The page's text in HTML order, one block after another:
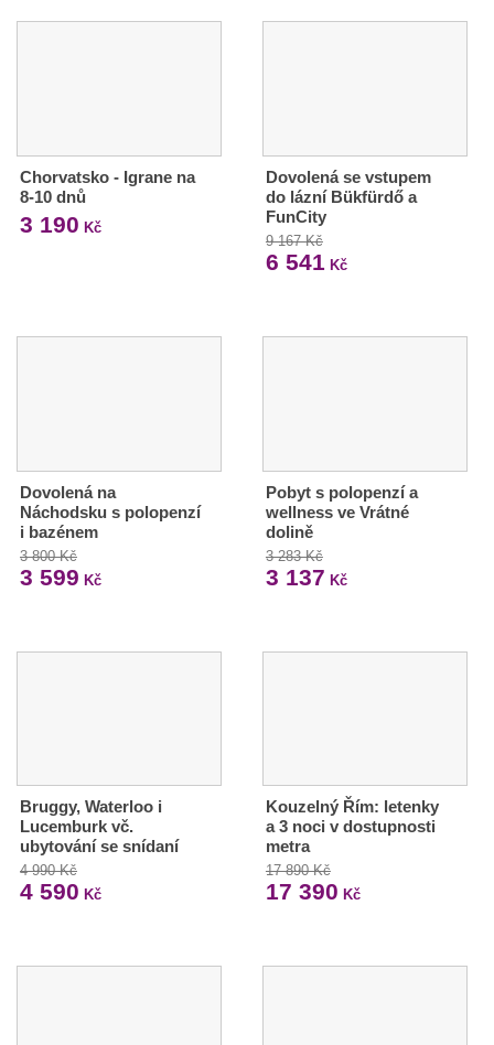
Chorvatsko - Igrane na
8-10 dnů
3 190 Kč
Dovolená se vstupem
do lázní Bükfürdő a
FunCity
9 167 Kč
6 541 Kč
Dovolená na
Náchodsku s polopenzí
i bazénem
3 800 Kč
3 599 Kč
Pobyt s polopenzí a
wellness ve Vrátné
dolině
3 283 Kč
3 137 Kč
Bruggy, Waterloo i
Lucemburk vč.
ubytování se snídaní
4 990 Kč
4 590 Kč
Kouzelný Řím: letenky
a 3 noci v dostupnosti
metra
17 890 Kč
17 390 Kč